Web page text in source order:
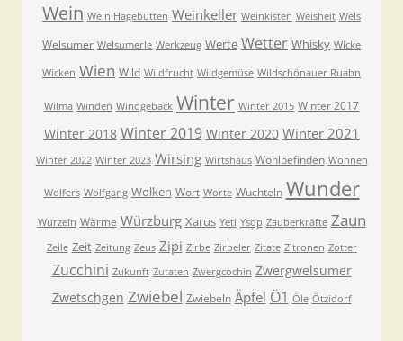
Wein Wein Hagebutten Weinkeller Weinkisten Weisheit Wels
Welsumer Welsumerle Werkzeug Werte Wetter Whisky Wicke
Wicken Wien Wild Wildfrucht Wildgemüse Wildschönauer Ruabn
Wilma Winden Windgebäck Winter Winter 2015 Winter 2017
Winter 2018 Winter 2019 Winter 2020 Winter 2021
Winter 2022 Winter 2023 Wirsing Wirtshaus Wohlbefinden Wohnen
Wolfers Wolfgang Wolken Wort Worte Wuchteln Wunder
Wurzeln Wärme Würzburg Xarus Yeti Ysop Zauberkräfte Zaun
Zeile Zeit Zeitung Zeus Zipi Zirbe Zirbeler Zitate Zitronen Zotter
Zucchini Zukunft Zutaten Zwergcochin Zwergwelsumer
Zwetschgen Zwiebel Zwiebeln Äpfel Ö1 Öle Ötzidorf